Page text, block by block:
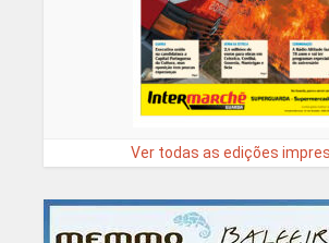
Ver todas as edições